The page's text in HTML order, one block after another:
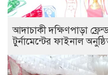
আদাচাকী দক্ষিণপাড়া
টুর্নামেন্টের ফাইনাল